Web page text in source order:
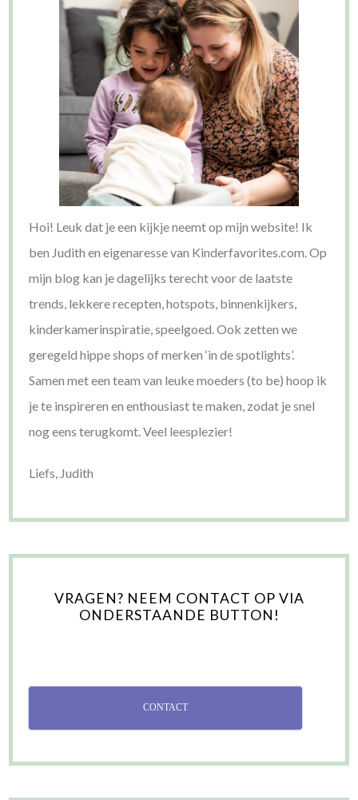
Hoi! Leuk dat je een kijkje neemt op mijn website! Ik
ben Judith en eigenaresse van Kinderfavorites.com. Op
mijn blog kan je dagelijks terecht voor de laatste
trends, lekkere recepten, hotspots, binnenkijkers,
kinderkamerinspiratie, speelgoed. Ook zetten we
geregeld hippe shops of merken ‘in de spotlights’.
Samen met een team van leuke moeders (to be) hoop ik
je te inspireren en enthousiast te maken, zodat je snel
nog eens terugkomt. Veel leesplezier!
Liefs, Judith
VRAGEN? NEEM CONTACT OP VIA
ONDERSTAANDE BUTTON!
CONTACT